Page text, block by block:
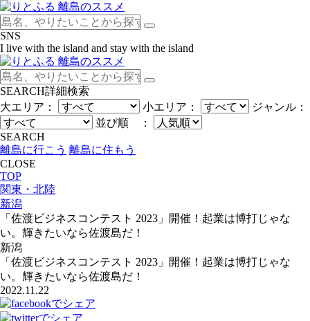
SNS
I live with the island and stay with the island
SEARCH詳細検索
大エリア：
小エリア：
ジャンル：
並び順 ：
SEARCH
離島に行こう 離島に住もう
CLOSE
TOP
関東・北陸
新潟
「佐渡ビジネスコンテスト 2023」開催！起業は博打じゃな
い。輝きたいなら佐渡島だ！
新潟
「佐渡ビジネスコンテスト 2023」開催！起業は博打じゃな
い。輝きたいなら佐渡島だ！
2022.11.22